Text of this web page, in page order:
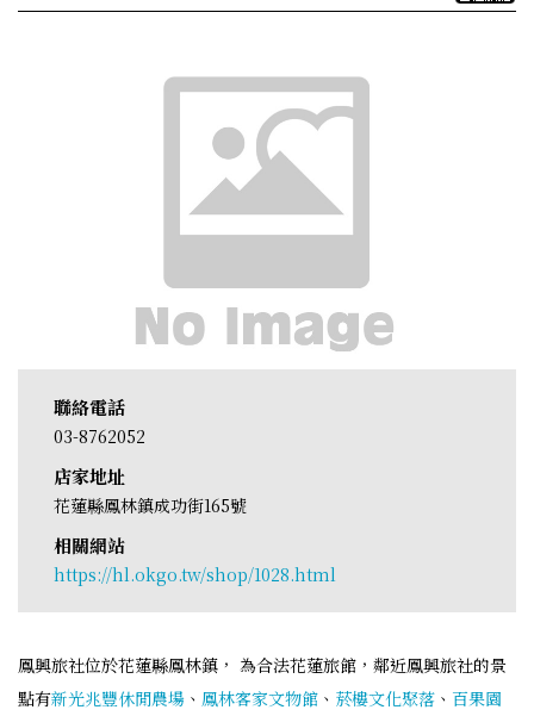
聯絡電話
03-8762052
店家地址
花蓮縣鳳林鎮成功街165號
相關網站
https://hl.okgo.tw/shop/1028.html
鳳興旅社位於花蓮縣鳳林鎮， 為合法花蓮旅館，鄰近鳳興旅社的景
點有新光兆豐休閒農場 、 鳳林客家文物館 、 菸樓文化聚落 、 百果園